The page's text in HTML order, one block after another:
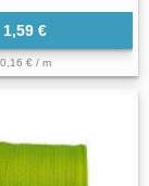
1,59 €
0,16 € / m